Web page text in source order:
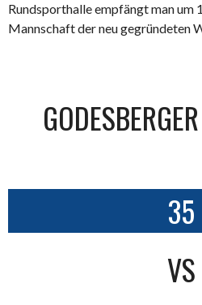
Rundsporthalle empfängt man um
Mannschaft der neu gegründeten
35
VS